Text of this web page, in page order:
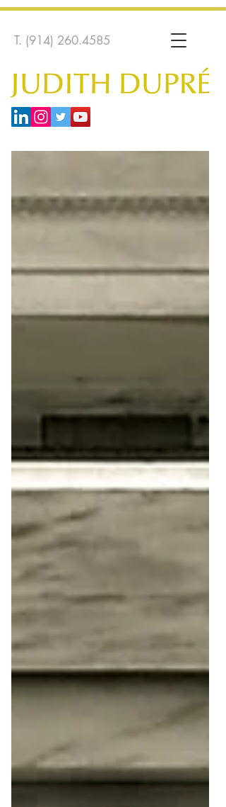
T. (914) 260.4585